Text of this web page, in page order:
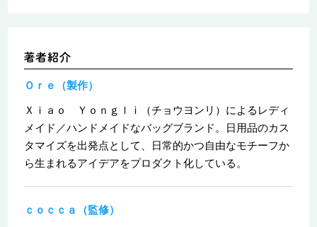
Ｏｒｅ（製作）
Ｘｉａｏ Ｙｏｎｇｌｉ（チョウヨンリ）によるレディ
メイド／ハンドメイドなバッグブランド。日用品のカス
タマイズを出発点として、日常的かつ自由なモチーフか
ら生まれるアイデアをプロダクト化している。
ｃｏｃｃａ（監修）